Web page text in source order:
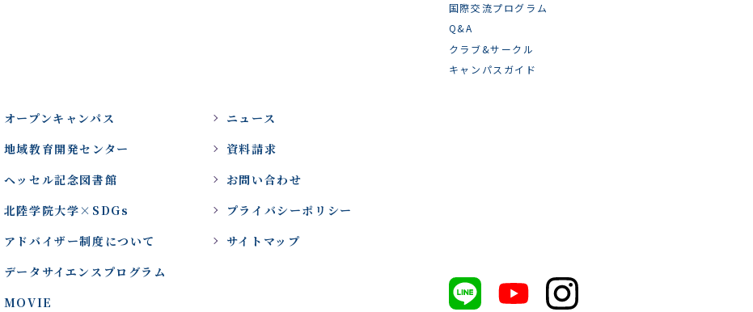
国際交流プログラム
Q&A
クラブ&サークル
キャンパスガイド
オープンキャンパス
地域教育開発センター
ヘッセル記念図書館
北陸学院大学×SDGs
アドバイザー制度について
データサイエンスプログラム
MOVIE
ニュース
資料請求
お問い合わせ
プライバシーポリシー
サイトマップ